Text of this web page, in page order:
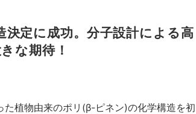
決定に成功。分子設計による高
な期待！
植物由来のポリ(β-ピネン)の化学構造を初